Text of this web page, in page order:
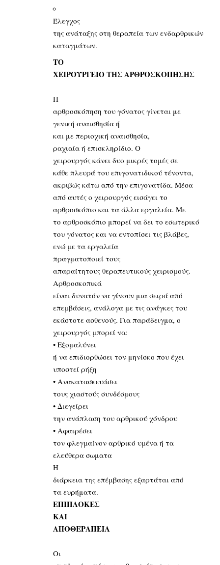
Έλεγχος
της ανάταξης στη θεραπεία των ενδαρθρικών
καταγμάτων.
ΤΟ
ΧΕΙΡΟΥΡΓΕΙΟ ΤΗΣ ΑΡΘΡΟΣΚΟΠΗΣΗΣ
Η
αρθροσκόπηση του γόνατος γίνεται με
γενική αναισθησία ή
και με περιοχική αναισθησία,
ραχιαία ή επισκληρίδιο. Ο
χειρουργός κάνει δυο μικρές τομές σε
κάθε πλευρά του επιγονατιδικού τένοντα,
ακριβώς κάτω από την επιγονατίδα. Μέσα
από αυτές ο χειρουργός εισάγει το
αρθροσκόπιο και τα άλλα εργαλεία. Με
το αρθροσκόπιο μπορεί να δει το εσωτερικό
του γόνατος και να εντοπίσει τις βλάβες,
ενώ με τα εργαλεία
πραγματοποιεί τους
απαραίτητους θεραπευτικούς χειρισμούς.
Αρθροσκοπικά
είναι δυνατόν να γίνουν μια σειρά από
επεμβάσεις, ανάλογα με τις ανάγκες του
εκάστοτε ασθενούς. Για παράδειγμα, ο
χειρουργός μπορεί να:
• Εξομαλύνει
ή να επιδιορθώσει τον μηνίσκο που έχει
υποστεί ρήξη
• Ανακατασκευάσει
τους χιαστούς συνδέσμους
• Διεγείρει
την ανάπλαση του αρθρικού χόνδρου
• Αφαιρέσει
τον φλεγμαίνον αρθρικό υμένα ή τα
ελεύθερα σωματα
Η
διάρκεια της επέμβασης εξαρτάται από
τα ευρήματα.
ΕΠΙΠΛΟΚΕΣ
ΚΑΙ
ΑΠΟΘΕΡΑΠΕΙΑ
Οι